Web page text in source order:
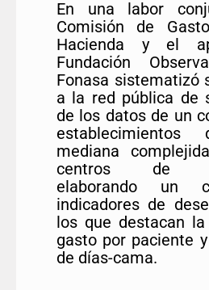
En una labor
Comisión de
Hacienda y el
Fundación
Fonasa sistematizó
a la red pública de
de los datos de un
mediana
centros de
elaborando un
indicadores de
los que destacan
gasto por paciente
de días-cama.